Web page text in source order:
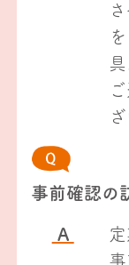
事前確認の
A